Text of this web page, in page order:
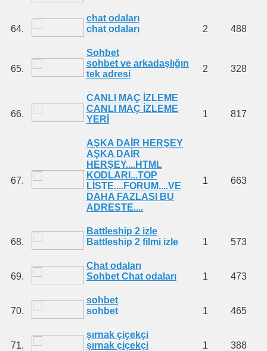
64.
chat odaları
chat odaları
2 488
65.
Sohbet
sohbet ve arkadaşlığın
tek adresi
2 328
66.
CANLI MAÇ İZLEME
CANLI MAÇ İZLEME
YERİ
1 817
67.
AŞKA DAİR HERŞEY
AŞKA DAİR
HERŞEY....HTML
KODLARI...TOP
LİSTE....FORUM....VE
DAHA FAZLASI BU
ADRESTE....
1 663
68.
Battleship 2 izle
Battleship 2 filmi izle
1 573
69.
Chat odaları
Sohbet Chat odaları
1 473
70.
sohbet
sohbet
1 465
71.
şırnak çiçekçi
şırnak çiçekçi
1 388